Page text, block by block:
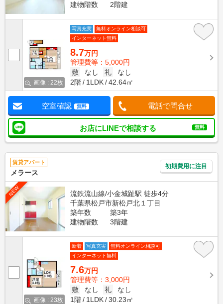
建物階数
2階建
画像 : 22枚
写真充実
無料オンライン相談可
インターネット無料
8.7万円
管理費等：5,000円
敷
なし 礼
なし
2階
1LDK 42.64㎡
空室確認 無料 電話で問合せ
お店にLINEで相談する 無料
賃貸アパート
メラース
初期費用に注目
NEW
流鉄流山線/小金城趾駅 徒歩4分
千葉県松戸市新松戸北１丁目
築年数
築3年
建物階数
3階建
画像 : 23枚
新着 写真充実
無料オンライン相談可
インターネット無料
7.6万円
管理費等：3,000円
敷
なし 礼
なし
1階
1LDK 30.23㎡